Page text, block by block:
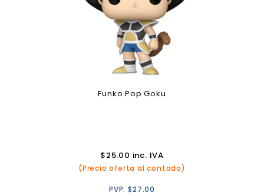
Funko Pop Goku
$25.00 inc. IVA
(Precio oferta al contado)
PVP:$27.00